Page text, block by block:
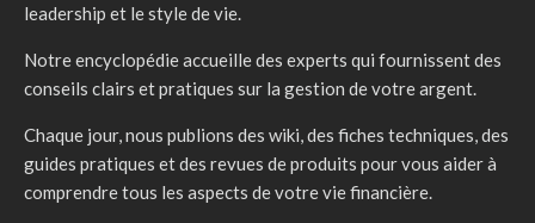
leadership et le style de vie.
Notre encyclopédie accueille des experts qui fournissent des
conseils clairs et pratiques sur la gestion de votre argent.
Chaque jour, nous publions des wiki, des fiches techniques, des
guides pratiques et des revues de produits pour vous aider à
comprendre tous les aspects de votre vie financière.